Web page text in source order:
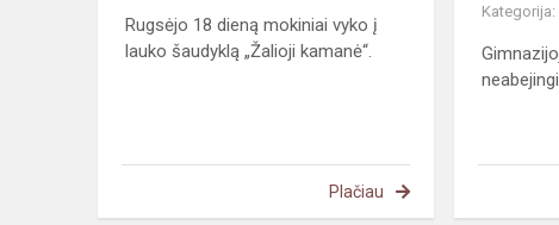
Rugsėjo 18 dieną mokiniai vyko į
lauko šaudyklą „Žalioji kamanė“.
Plačiau
Kategorija: